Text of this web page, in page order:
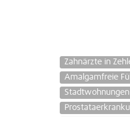
Zahnärzte in
Amalgamfreie